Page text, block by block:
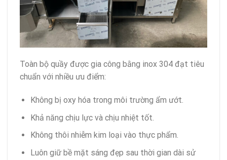
Toàn bộ quầy được gia công bằng inox 304 đạt tiêu
chuẩn với nhiều ưu điểm:
Không bị oxy hóa trong môi trường ẩm ướt.
Khả năng chịu lực và chịu nhiệt tốt.
Không thôi nhiễm kim loại vào thực phẩm.
Luôn giữ bề mặt sáng đẹp sau thời gian dài sử